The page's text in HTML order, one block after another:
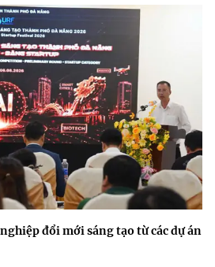
đổi mới sáng tạo từ các dự án